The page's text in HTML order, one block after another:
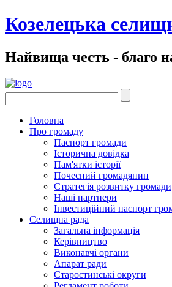
Козелецька
Найвища честь - благо
Головна
Про громаду
Паспорт громади
Історична довідка
Пам'ятки історії
Почесний громадянин
Стратегія розвитку громади
Наші партнери
Інвестиційний паспорт
Селищна рада
Загальна інформація
Керівництво
Виконавчі органи
Апарат ради
Старостинські округи